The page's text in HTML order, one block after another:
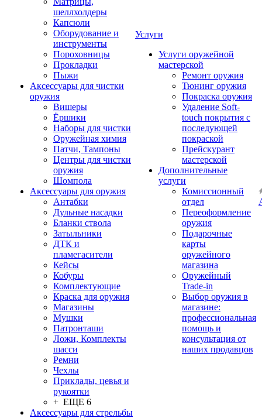
шеллхолдеры
Капсюли
Оборудование и
инструменты
Пороховницы
Прокладки
Пыжи
Аксессуары для чистки
оружия
Вишеры
Ёршики
Наборы для чистки
Оружейная химия
Патчи, Тампоны
Центры для чистки
оружия
Шомпола
Аксессуары для оружия
Антабки
Дульные насадки
Бланки ствола
Затыльники
ДТК и
пламегасители
Кейсы
Кобуры
Комплектующие
Краска для оружия
Магазины
Мушки
Патронташи
Ложи, Комплекты
шасси
Ремни
Чехлы
Приклады, цевья и
рукоятки
+ ЕЩЕ 6
Аксессуары для стрельбы
Услуги
Услуги оружейной
мастерской
Ремонт оружия
Тюнинг оружия
Покраска оружия
Удаление Soft-
touch покрытия с
последующей
покраской
Прейскурант
мастерской
Дополнительные
услуги
Комиссионный
отдел
Переоформление
оружия
Подарочные
карты
оружейного
магазина
Оружейный
Trade-in
Выбор оружия в
магазине:
профессиональная
помощь и
консультация от
наших продавцов